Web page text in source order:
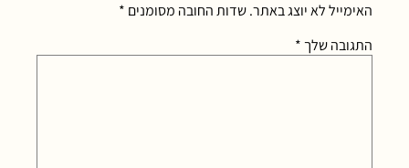
האימייל לא יוצג באתר.שדות החובה מסומנים *
התגובה שלך*